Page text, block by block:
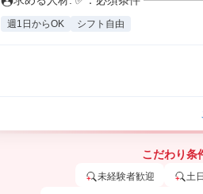
週1日からOK シフト自由
こだわり条
未経験者歓迎 土